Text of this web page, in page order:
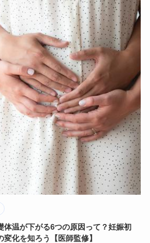
体温が下がる6つの原因って？妊娠初
化を知ろう【医師監修】